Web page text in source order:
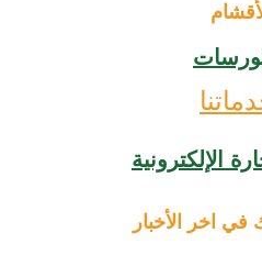
في اخر الأخبار
الإلكترونية